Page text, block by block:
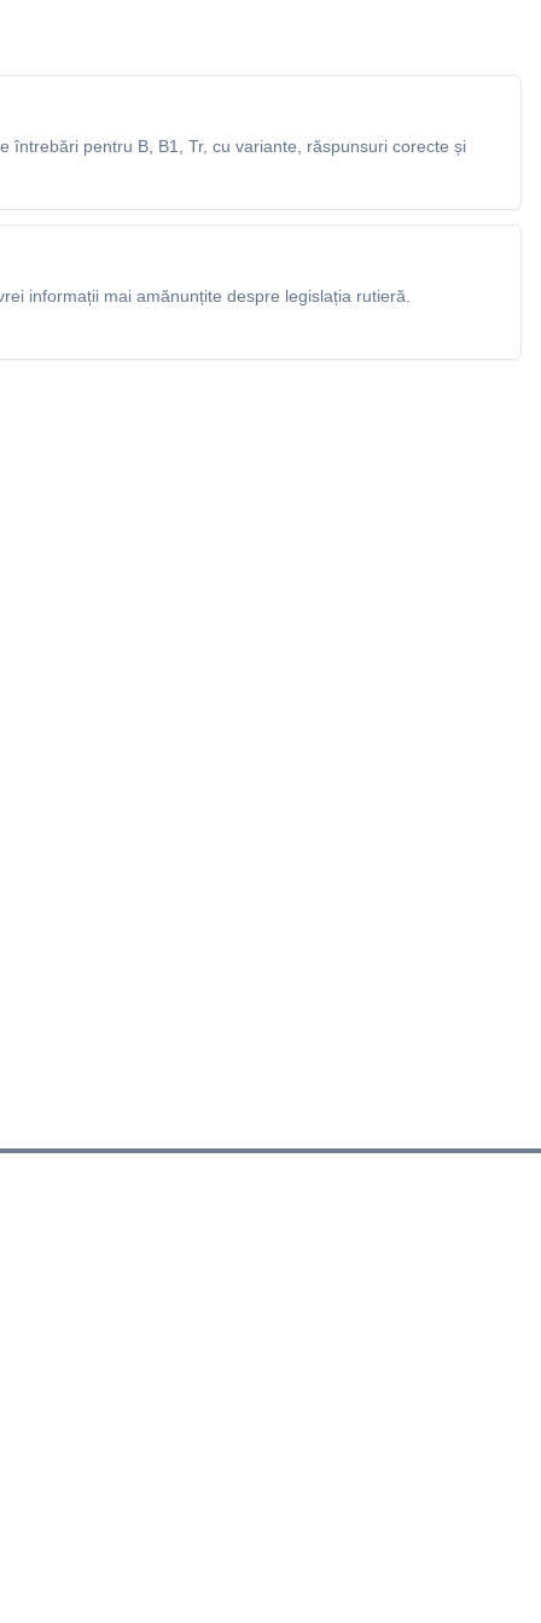
întrebări pentru B, B1, Tr, cu variante, răspunsuri corecte și
informații mai amănunțite despre legislația rutieră.